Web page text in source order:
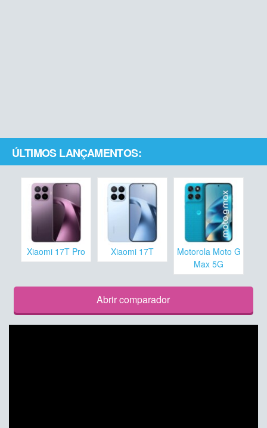
ÚLTIMOS LANÇAMENTOS:
Xiaomi 17T Pro Xiaomi 17T
Motorola Moto G
Max 5G
Abrir comparador